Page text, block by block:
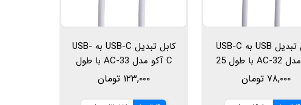
کابل تبدیل USB به USB-C
آکو مدل AC-32 با طول 25
متر۷۸,۰۰۰ تومان
کابل تبدیل USB-C به USB-
C آکو مدل AC-33 با طول
25 سانتی متر
۱۲۳,۰۰۰ تومان